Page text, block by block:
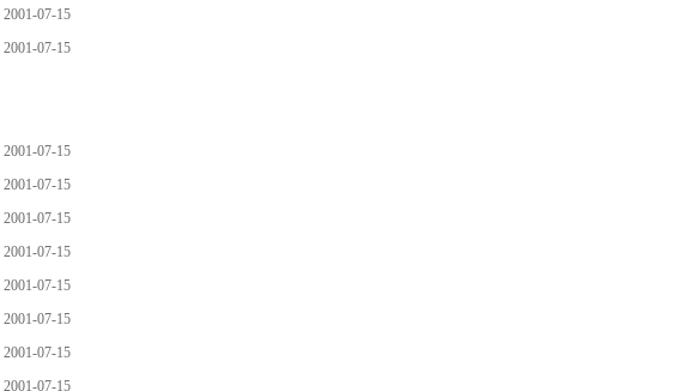
2001-07-15
2001-07-15
2001-07-15
2001-07-15
2001-07-15
2001-07-15
2001-07-15
2001-07-15
2001-07-15
2001-07-15